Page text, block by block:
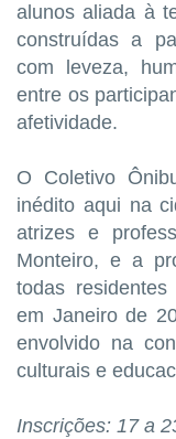
alunos aliada à
construídas a
com leveza,
entre os
afetividade.
O Coletivo
inédito aqui na
atrizes e
Monteiro, e a
todas
em Janeiro de
envolvido na
culturais e
Inscrições: 17 a